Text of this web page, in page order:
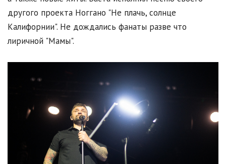
другого проекта Ноггано "Не плачь, солнце
Калифорнии". Не дождались фанаты разве что
лиричной "Мамы".